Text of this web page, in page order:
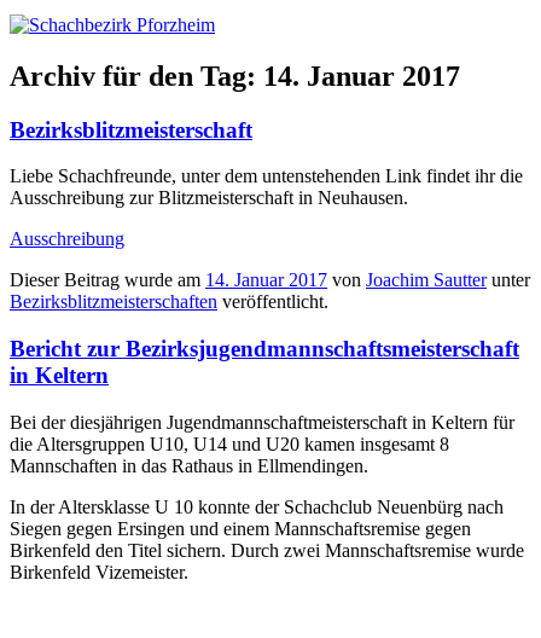
Archiv für den Tag: 14. Januar 2017
Bezirksblitzmeisterschaft
Liebe Schachfreunde, unter dem untenstehenden Link findet ihr die
Ausschreibung zur Blitzmeisterschaft in Neuhausen.
Ausschreibung
Dieser Beitrag wurde am 14. Januar 2017 von Joachim Sautterunter
Bezirksblitzmeisterschaften veröffentlicht.
Bericht zur Bezirksjugendmannschaftsmeisterschaft
in Keltern
Bei der diesjährigen Jugendmannschaftmeisterschaft in Keltern für
die Altersgruppen U10, U14 und U20 kamen insgesamt 8
Mannschaften in das Rathaus in Ellmendingen.
In der Altersklasse U 10 konnte der Schachclub Neuenbürg nach
Siegen gegen Ersingen und einem Mannschaftsremise gegen
Birkenfeld den Titel sichern. Durch zwei Mannschaftsremise wurde
Birkenfeld Vizemeister.